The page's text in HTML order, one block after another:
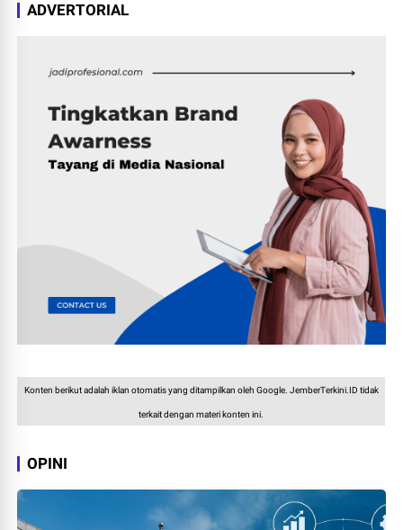
ADVERTORIAL
Konten berikut adalah iklan otomatis yang ditampilkan oleh Google. JemberTerkini.ID tidak
terkait dengan materi konten ini.
OPINI